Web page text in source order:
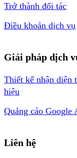
Trở thành đối tác
Điều khoản dịch vụ
Giải pháp dịch
Thiết kế nhận diện
hiệu
Quảng cáo Google
Liên hệ